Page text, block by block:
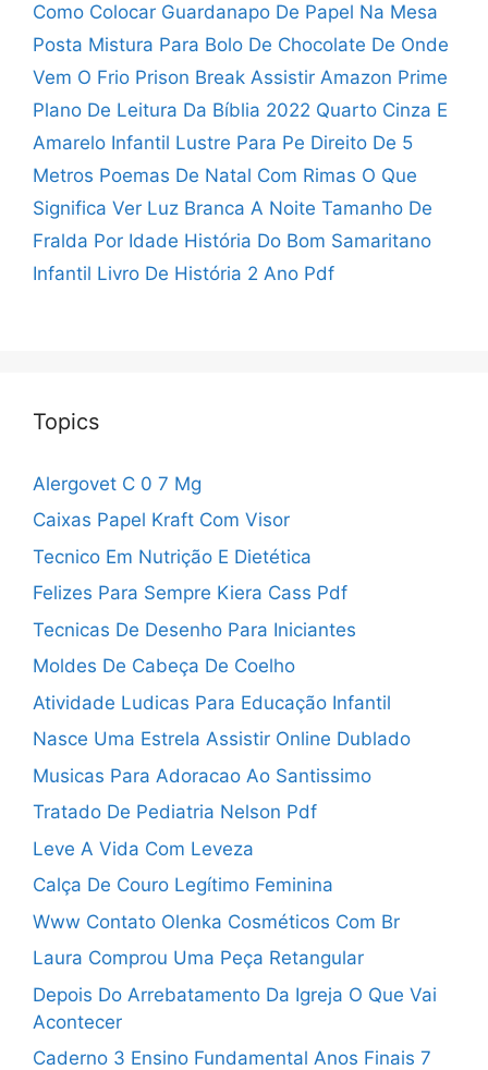
Como Colocar Guardanapo De Papel Na Mesa
Posta Mistura Para Bolo De Chocolate De Onde
Vem O Frio Prison Break Assistir Amazon Prime
Plano De Leitura Da Bíblia 2022 Quarto Cinza E
Amarelo Infantil Lustre Para Pe Direito De 5
Metros Poemas De Natal Com Rimas O Que
Significa Ver Luz Branca A Noite Tamanho De
Fralda Por Idade História Do Bom Samaritano
Infantil Livro De História 2 Ano Pdf
Topics
Alergovet C 0 7 Mg
Caixas Papel Kraft Com Visor
Tecnico Em Nutrição E Dietética
Felizes Para Sempre Kiera Cass Pdf
Tecnicas De Desenho Para Iniciantes
Moldes De Cabeça De Coelho
Atividade Ludicas Para Educação Infantil
Nasce Uma Estrela Assistir Online Dublado
Musicas Para Adoracao Ao Santissimo
Tratado De Pediatria Nelson Pdf
Leve A Vida Com Leveza
Calça De Couro Legítimo Feminina
Www Contato Olenka Cosméticos Com Br
Laura Comprou Uma Peça Retangular
Depois Do Arrebatamento Da Igreja O Que Vai
Acontecer
Caderno 3 Ensino Fundamental Anos Finais 7